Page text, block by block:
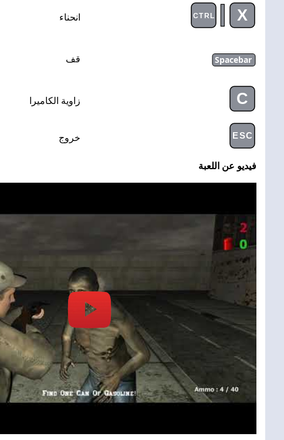
X
|
CTRL انحناء
Spacebar قف
C زاوية الكاميرا
ESC خروج
فيديو عن اللعبة